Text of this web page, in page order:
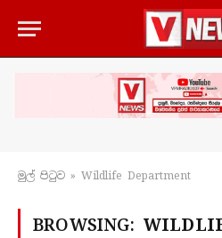
මුල් පිටු​ව » Wildlife Department
BROWSING: